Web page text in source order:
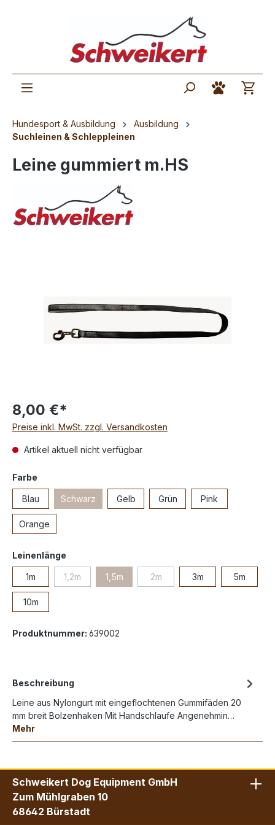
Hundesport & Ausbildung
Ausbildung
Suchleinen & Schleppleinen
Leine gummiert m.HS
8,00 €*
Preise inkl. MwSt. zzgl. Versandkosten
Artikel aktuell nicht verfügbar
Farbe
Blau Schwarz Gelb Grün Pink
Orange
Leinenlänge
1m 1,2m 1,5m 2m 3m 5m
10m
Produktnummer: 639002
Beschreibung
Leine aus Nylongurt mit eingeflochtenen Gummifäden 20
mm breit Bolzenhaken Mit Handschlaufe Angenehmin…
Mehr
Schweikert Dog Equipment GmbH
Zum Mühlgraben 10
68642 Bürstadt